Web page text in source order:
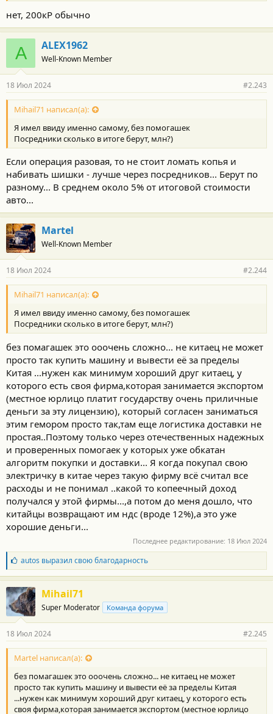
нет, 200кР обычно
A ALEX1962
Well-Known Member
18 Июл 2024 #2.243
Mihail71 написал(а):
Я имел ввиду именно самому, без помогашек
Посредники сколько в итоге берут, млн?)
Если операция разовая, то не стоит ломать копья и
набивать шишки - лучше через посредников... Берут по
разному... В среднем около 5% от итоговой стоимости
авто...
Martel
Well-Known Member
18 Июл 2024 #2.244
Mihail71 написал(а):
Я имел ввиду именно самому, без помогашек
Посредники сколько в итоге берут, млн?)
без помагашек это ооочень сложно... не китаец не может
просто так купить машину и вывести её за пределы
Китая ...нужен как минимум хороший друг китаец, у
которого есть своя фирма,которая занимается экспортом
(местное юрлицо платит государству очень приличные
деньги за эту лицензию), который согласен заниматься
этим гемором просто так,там еще логистика доставки не
простая..Поэтому только через отечественных надежных
и проверенных помогаек у которых уже обкатан
алгоритм покупки и доставки... Я когда покупал свою
электричку в китае через такую фирму всё считал все
расходы и не понимал ..какой то копеечный доход
получался у этой фирмы...,а потом до меня дошло, что
китайцы возвращают им ндс (вроде 12%),а это уже
хорошие деньги...
Последнее редактирование: 18 Июл 2024
Б
л
а
г
о
д
а
н
о
с
и
:
autos выразил свою благодарность
Mihail71
Super Moderator Команда форума
18 Июл 2024 #2.245
Martel написал(а):
без помагашек это ооочень сложно... не китаец не может
просто так купить машину и вывести её за пределы Китая
...нужен как минимум хороший друг китаец, у которого есть
своя фирма,которая занимается экспортом (местное юрлицо